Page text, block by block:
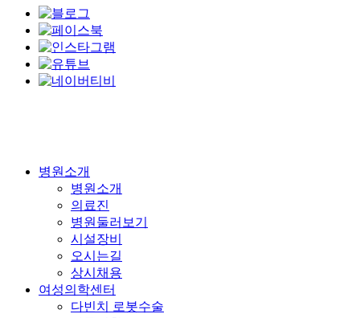
Close
병원소개
병원소개
의료진
병원둘러보기
시설장비
오시는길
상시채용
여성의학센터
다빈치 로봇수술